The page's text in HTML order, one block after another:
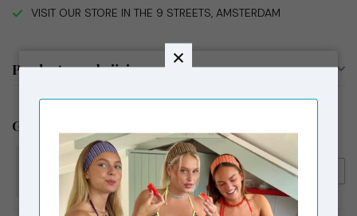
VISIT OUR STORE IN THE 9 STREETS, AMSTERDAM
Productomschrijving
Gerelateerde producten
LAAGAM
Laagam Embroidered Logo
Tank Top Black
€54,95